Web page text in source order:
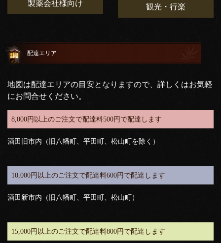
製薬会社様向け 観光・行楽
配達エリア
地図は配達エリアの目安となりますので、詳しくはお気軽
にお問合せください。
8,000円以上のご注文で配達料500円で配達します
酒田旧市内（旧八幡町、平田町、松山町を除く）
10,000円以上のご注文で配達料600円で配達します
酒田新市内（旧八幡町、平田町、松山町）
15,000円以上のご注文で配達料800円で配達します